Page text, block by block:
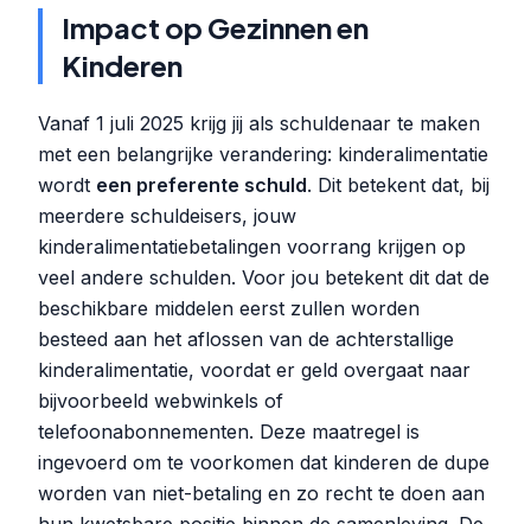
Impact op Gezinnen en
Kinderen
Vanaf 1 juli 2025 krijg jij als schuldenaar te maken
met een belangrijke verandering: kinderalimentatie
wordt een preferente schuld. Dit betekent dat, bij
meerdere schuldeisers, jouw
kinderalimentatiebetalingen voorrang krijgen op
veel andere schulden. Voor jou betekent dit dat de
beschikbare middelen eerst zullen worden
besteed aan het aflossen van de achterstallige
kinderalimentatie, voordat er geld overgaat naar
bijvoorbeeld webwinkels of
telefoonabonnementen. Deze maatregel is
ingevoerd om te voorkomen dat kinderen de dupe
worden van niet-betaling en zo recht te doen aan